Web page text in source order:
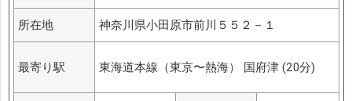
所在地 神奈川県小田原市前川５５２－１
最寄り駅 東海道本線（東京〜熱海） 国府津 (20分)